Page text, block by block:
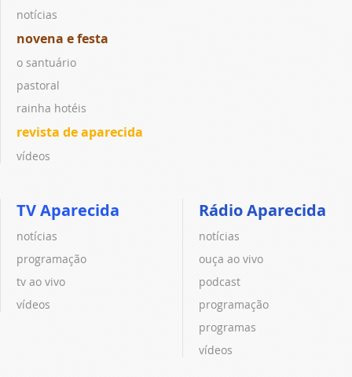
notícias
novena e festa
o santuário
pastoral
rainha hotéis
revista de aparecida
vídeos
TV Aparecida
notícias
programação
tv ao vivo
vídeos
Rádio Aparecida
notícias
ouça ao vivo
podcast
programação
programas
vídeos